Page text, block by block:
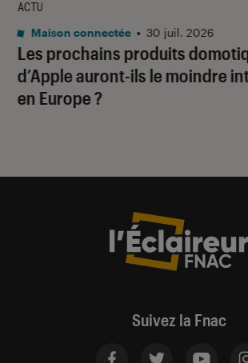
Les prochains produits
d’Apple auront-ils le moindre
en Europe ?
ACTU
Maison connectée • 30 juil. 2026
Suivez la Fnac